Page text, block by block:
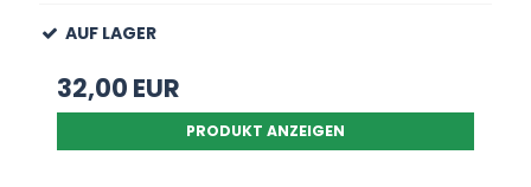
AUF LAGER
32,00 EUR
PRODUKT ANZEIGEN